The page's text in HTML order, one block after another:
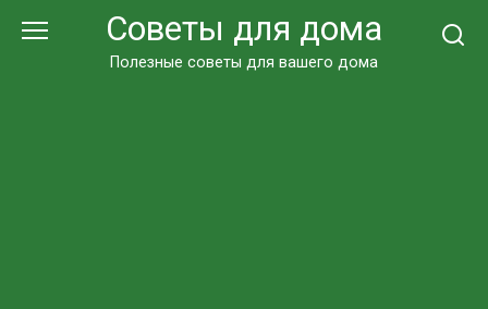
Советы для дома
Полезные советы для вашего дома